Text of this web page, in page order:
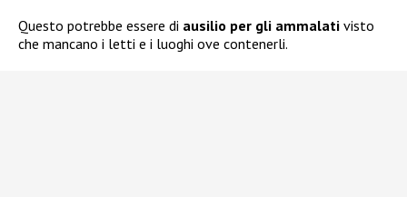
Questo potrebbe essere di ausilio per gli ammalati visto
che mancano i letti e i luoghi ove contenerli.